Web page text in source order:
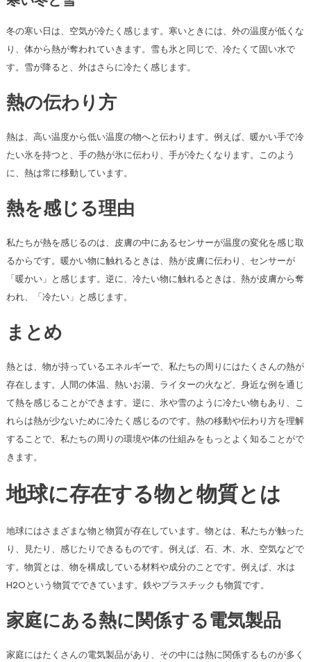
冬の寒い日は、空気が冷たく感じます。寒いときには、外の温度が低くな
り、体から熱が奪われていきます。雪も氷と同じで、冷たくて固い水で
す。雪が降ると、外はさらに冷たく感じます。
熱の伝わり方
熱は、高い温度から低い温度の物へと伝わります。例えば、暖かい手で冷
たい氷を持つと、手の熱が氷に伝わり、手が冷たくなります。このよう
に、熱は常に移動しています。
熱を感じる理由
私たちが熱を感じるのは、皮膚の中にあるセンサーが温度の変化を感じ取
るからです。暖かい物に触れるときは、熱が皮膚に伝わり、センサーが
「暖かい」と感じます。逆に、冷たい物に触れるときは、熱が皮膚から奪
われ、「冷たい」と感じます。
まとめ
熱とは、物が持っているエネルギーで、私たちの周りにはたくさんの熱が
存在します。人間の体温、熱いお湯、ライターの火など、身近な例を通じ
て熱を感じることができます。逆に、氷や雪のように冷たい物もあり、こ
れらは熱が少ないために冷たく感じるのです。熱の移動や伝わり方を理解
することで、私たちの周りの環境や体の仕組みをもっとよく知ることがで
きます。
地球に存在する物と物質とは
地球にはさまざまな物と物質が存在しています。物とは、私たちが触った
り、見たり、感じたりできるものです。例えば、石、木、水、空気などで
す。物質とは、物を構成している材料や成分のことです。例えば、水は
H2Oという物質でできています。鉄やプラスチックも物質です。
家庭にある熱に関係する電気製品
家庭にはたくさんの電気製品があり、その中には熱に関係するものが多く